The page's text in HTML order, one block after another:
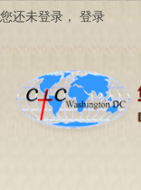
跳
您还未登录， 登录